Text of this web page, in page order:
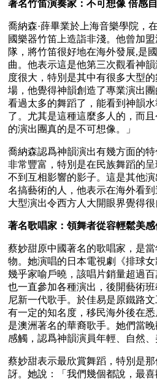
著名竹笛演奏家：不可想像 倍感
喬納森·薛畢業於上海音樂學院，
國樂器竹笛上造詣非淺。他曾加
隊，將竹笛很好地在海外發展,是
曲。他表示這是他第三次觀看神
度很大，特別是其中有很多大型
場，他覺得神韻創造了專業演出
看過太多的舞蹈了，能看到神韻
了。尤其是這種這麼多人的，而
的演出團真的是不可想像。」
喬納森認爲神韻演出有幾方面的
非常豐富，特別是在民族舞蹈的
不到互相影響的影子。這是其他
名搞藝術的人，他表示在海外看
大型演出令西方人大開眼界覺得很
著名歌唱家：領舞者從容輕鬆美
蔡妙甜原中國著名的歌唱家，是
物。她演唱的日本電視劇《排球
幾乎家喻戶曉，該唱片銷量超過
也一直參加各種演出，後開藝術
尼新一代歌手。於佳易是原鐵路
有一定的知名度，移民海外後在
是澳洲著名的華裔歌手。她們當
感觸，認爲神韻演員年輕、自然、
蔡妙甜表示最欣賞舞蹈，特別是
訝。她說：「我們幾個都說，最